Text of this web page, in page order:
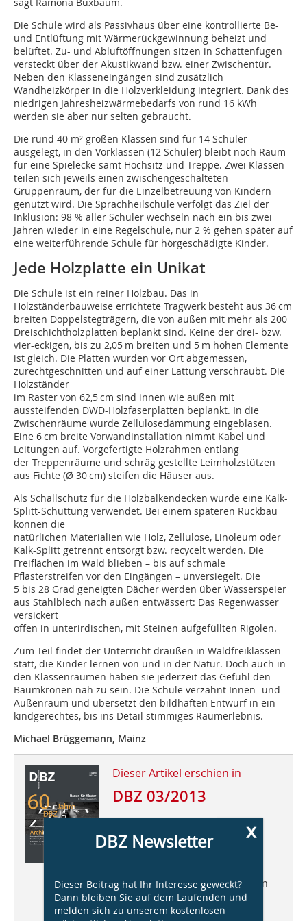
sagt Ramona Buxbaum.
Die Schule wird als Passivhaus über eine kontrollierte Be-
und Entlüftung mit Wärmerückgewinnung beheizt und
belüftet. Zu- und Abluftöffnungen sitzen in Schattenfugen
versteckt über der Akustikwand bzw. einer Zwischentür.
Neben den Klasseneingängen sind zusätzlich
Wandheizkörper in die Holzverkleidung integriert. Dank des
niedrigen Jahresheizwärmebedarfs von rund 16 kWh
werden sie aber nur selten gebraucht.
Die rund 40 m² großen Klassen sind für 14 Schüler
ausgelegt, in den Vorklassen (12 Schüler) bleibt noch Raum
für eine Spielecke samt Hochsitz und Treppe. Zwei Klassen
teilen sich jeweils einen zwischengeschalteten
Gruppenraum, der für die Einzelbetreuung von Kindern
genutzt wird. Die Sprachheilschule verfolgt das Ziel der
Inklusion: 98 % aller Schüler wechseln nach ein bis zwei
Jahren wieder in eine Regelschule, nur 2 % gehen später auf
eine weiterführende Schule für hörgeschädigte Kinder.
Jede Holzplatte ein Unikat
Die Schule ist ein reiner Holzbau. Das in
Holzständerbauweise errichtete Tragwerk besteht aus 36 cm
breiten Doppelstegträgern, die von außen mit mehr als 200
Dreischichtholzplatten beplankt sind. Keine der drei- bzw.
vier-eckigen, bis zu 2,05 m breiten und 5 m hohen Elemente
ist gleich. Die Platten wurden vor Ort abgemessen,
zurechtgeschnitten und auf einer Lattung verschraubt. Die
Holzständer
im Raster von 62,5 cm sind innen wie außen mit
aussteifenden DWD-Holzfaserplatten beplankt. In die
Zwischenräume wurde Zellulosedämmung eingeblasen.
Eine 6 cm breite Vorwandinstallation nimmt Kabel und
Leitun­gen auf. Vorgefertigte Holzrahmen entlang
der Treppenräume und schräg gestellte Leimholzstützen
aus Fichte (Ø 30 cm) steifen die Häuser aus.
Als Schallschutz für die Holzbalkendecken wurde eine Kalk-
Splitt-Schüttung verwendet. Bei einem späteren Rückbau
können die
natürlichen Materialien wie Holz, Zellulose, Linoleum oder
Kalk-Splitt getrennt entsorgt bzw. recycelt werden. Die
Freiflächen im Wald blieben – bis auf schmale
Pflasterstreifen vor den Eingängen – unversiegelt. Die
5 bis 28 Grad geneigten Dächer werden über Wasserspeier
aus Stahlblech nach außen entwässert: Das Regenwasser
versickert
offen in unterirdischen, mit Steinen aufgefüllten Rigolen.
Zum Teil findet der Unterricht draußen in Waldfreiklassen
statt, die Kinder lernen von und in der Natur. Doch auch in
den Klassenräumen haben sie jederzeit das Gefühl den
Baumkronen nah zu sein. Die Schule verzahnt Innen- und
Außenraum und übersetzt den bildhaften Entwurf in ein
kindgerechtes, bis ins Detail stimmiges Raumerlebnis.
Michael Brüggemann, Mainz
Dieser Artikel erschien in
DBZ 03/2013
60 JAHRE DBZ
Architektur im Wandel
Architekturpreis +++ Unterricht in
Baumkronen, Ramona Buxbaum
Architekten +++ Raum für
x
DBZ Newsletter
Dieser Beitrag hat Ihr Interesse geweckt?
Dann bleiben Sie auf dem Laufenden und
melden sich zu unserem kostenlosen